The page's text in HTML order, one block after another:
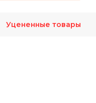
Уцененные товары